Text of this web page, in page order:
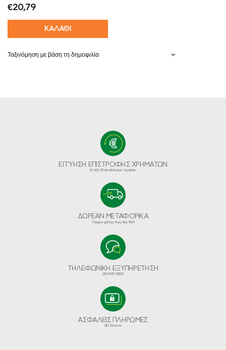
€20,79
ΚΑΛΑΘΙ
ΕΓΓΥΗΣΗ ΕΠΙΣΤΡΟΦΗΣ ΧΡΗΜΑΤΩΝ
Εντός 10 εργάσιμων ημερών
ΔΩΡΕΑΝ ΜΕΤΑΦΟΡΙΚΑ
Παραγγελίες Άνω Των €49
ΤΗΛΕΦΩΝΙΚΗ ΕΞΥΠΗΡΕΤΗΣΗ
210-970-5200
ΑΣΦΑΛΕΙΣ ΠΛΗΡΩΜΕΣ
3D Secure